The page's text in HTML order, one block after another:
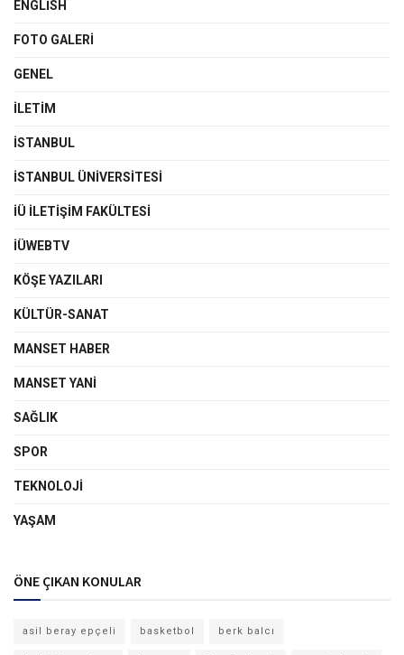
ENGLISH
FOTO GALERI
GENEL
İLETIM
İSTANBUL
İSTANBUL ÜNIVERSITESI
İÜ İLETIŞIM FAKÜLTESI
İÜWEBTV
KÖŞE YAZILARI
KÜLTÜR-SANAT
MANSET HABER
MANSET YANI
SAĞLIK
SPOR
TEKNOLOJI
YAŞAM
ÖNE ÇIKAN KONULAR
asil beray epçeli basketbol berk balcı